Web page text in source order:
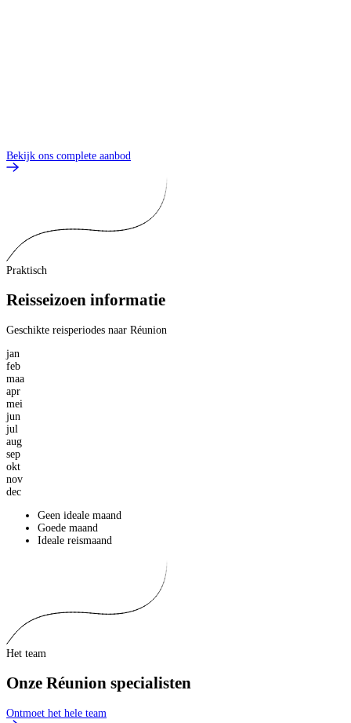
Bekijk ons complete aanbod
Praktisch
Reisseizoen informatie
Geschikte reisperiodes naar Réunion
jan
feb
maa
apr
mei
jun
jul
aug
sep
okt
nov
dec
Geen ideale maand
Goede maand
Ideale reismaand
Het team
Onze Réunion specialisten
Ontmoet het hele team